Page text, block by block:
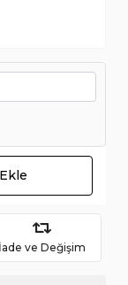
İade ve Değişim